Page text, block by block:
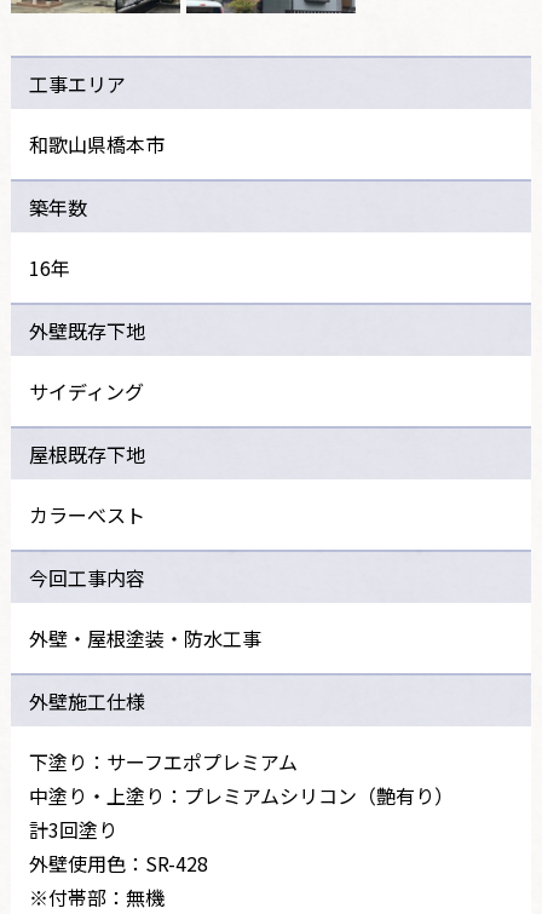
工事エリア
和歌山県橋本市
築年数
16年
外壁既存下地
サイディング
屋根既存下地
カラーべスト
今回工事内容
外壁・屋根塗装・防水工事
外壁施工仕様
下塗り：サーフエポプレミアム
中塗り・上塗り：プレミアムシリコン（艶有り）
計3回塗り
外壁使用色：SR-428
※付帯部：無機